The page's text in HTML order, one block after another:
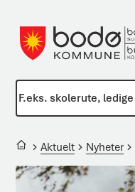
Du er her:
Aktuelt Nyheter